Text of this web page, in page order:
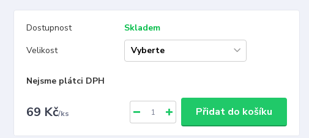
Dostupnost
Skladem
Velikost
Nejsme plátci DPH
69 Kč/ks Přidat do košíku